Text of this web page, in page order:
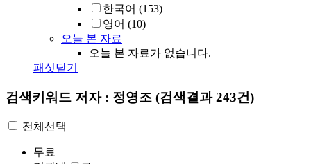
한국어 (153)
영어 (10)
오늘 본 자료
오늘 본 자료가 없습니다.
패싯닫기
검색키워드 저자 : 정영조 (검색결과 243건)
전체선택
무료